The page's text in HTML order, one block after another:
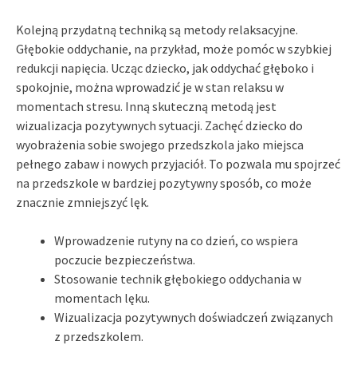
Kolejną przydatną techniką są metody relaksacyjne.
Głębokie oddychanie, na przykład, może pomóc w szybkiej
redukcji napięcia. Ucząc dziecko, jak oddychać głęboko i
spokojnie, można wprowadzić je w stan relaksu w
momentach stresu. Inną skuteczną metodą jest
wizualizacja pozytywnych sytuacji. Zachęć dziecko do
wyobrażenia sobie swojego przedszkola jako miejsca
pełnego zabaw i nowych przyjaciół. To pozwala mu spojrzeć
na przedszkole w bardziej pozytywny sposób, co może
znacznie zmniejszyć lęk.
Wprowadzenie rutyny na co dzień, co wspiera
poczucie bezpieczeństwa.
Stosowanie technik głębokiego oddychania w
momentach lęku.
Wizualizacja pozytywnych doświadczeń związanych
z przedszkolem.